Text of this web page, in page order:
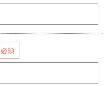
必須